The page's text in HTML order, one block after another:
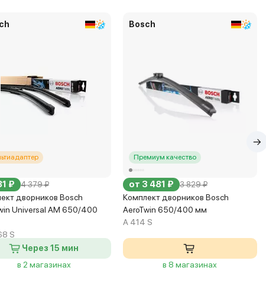
₽ 4 379 ₽
дворников Bosch
Universal AM 650/400
S
Через 15 мин
в 2 магазинах
Bosch
Премиум качество
от 3 481 ₽ 3 829 ₽
Комплект дворников Bosch
AeroTwin 650/400 мм
A 414 S
в 8 магазинах